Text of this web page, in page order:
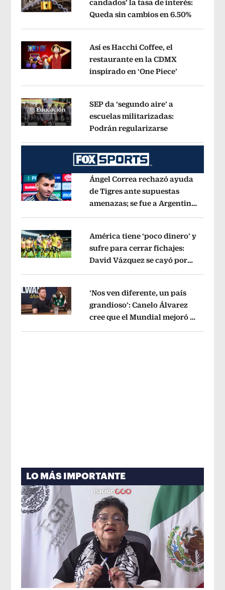
Opens in new window
candados’ la tasa de interés:
Queda sin cambios en 6.50%Opens
Opens in new window
Así es Hacchi Coffee, el
restaurante en la CDMX
inspirado en ‘One Piece’
Opens in new window
SEP da ‘segundo aire’ a
escuelas militarizadas:
Podrán regularizarseOpens in new
Opens in new window
Ángel Correa rechazó ayuda
de Tigres ante supuestas
amenazas; se fue a Argentina
Opens in new window
América tiene ‘poco dinero’ y
sufre para cerrar fichajes:
David Vázquez se cayó por
Opens in new window
‘Nos ven diferente, un país
grandioso’: Canelo Álvarez
cree que el Mundial mejoró la
LO MÁS IMPORTANTE